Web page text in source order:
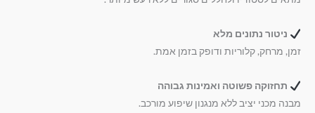
ניטור נתונים מלא
זמן, מרחק, קלוריות ודופק בזמן אמת.
תחזוקה פשוטה ואמינות גבוהה
מבנה מכני יציב ללא מנגנון שיפוע מורכב.